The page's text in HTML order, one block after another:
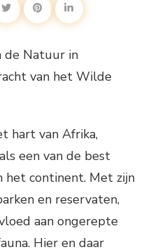
de Natuur in
van het Wilde
hart van Afrika,
een van de best
het continent. Met zijn
en reservaten,
aan ongerepte
Hier en daar